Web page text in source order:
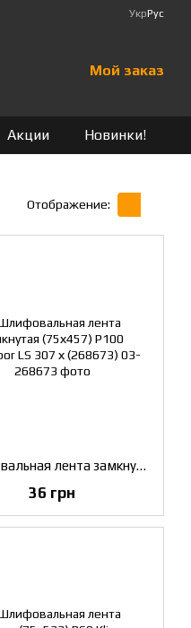
УкрРус
Мой заказ
Акции Новинки!
Отображение:
Шлифовальная лента замкнутая (75х457) P100 Klingspor LS 307 х (268673)
36 грн